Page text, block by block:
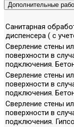
Дополнительные
Санитарная
диспенсера ( с
Сверление стены
поверхности в
подключения.
Сверление стены
поверхности в
подключения.
Сверление стены
поверхности в
подключения.